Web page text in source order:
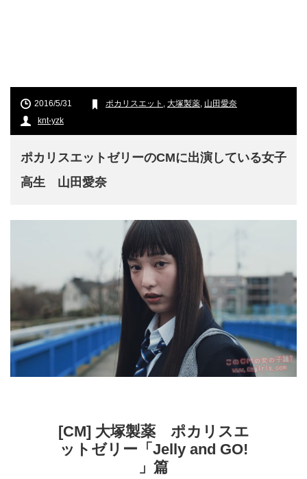
2016/5/31 ポカリスエット , 大塚製薬, 山田愛奈
knt-yzk
ポカリスエットゼリーのCMに出演している女子
高生 山田愛奈
[CM] 大塚製薬 ポカリスエ
ットゼリー「Jelly and GO!
」篇